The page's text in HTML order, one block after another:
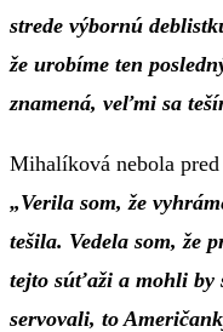
strede výbornú
že urobíme ten
znamená, veľmi sa
Mihalíková nebola
„Verila som, že
tešila. Vedela som, že
tejto súťaži a mohli by
servovali, to